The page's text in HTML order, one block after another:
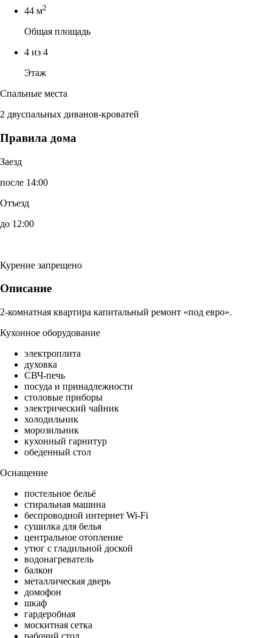
44 м2
Общая площадь
4 из 4
Этаж
Спальные места
2 двуспальных диванов-кроватей
Правила дома
Заезд
после 14:00
Отъезд
до 12:00
Курение запрещено
Описание
2-комнатная квартира капитальный ремонт «под евро».
Кухонное оборудование
электроплита
духовка
СВЧ-печь
посуда и принадлежности
столовые приборы
электрический чайник
холодильник
морозильник
кухонный гарнитур
обеденный стол
Оснащение
постельное бельё
стиральная машина
беспроводной интернет Wi-Fi
сушилка для белья
центральное отопление
утюг с гладильной доской
водонагреватель
балкон
металлическая дверь
домофон
шкаф
гардеробная
москитная сетка
рабочий стол